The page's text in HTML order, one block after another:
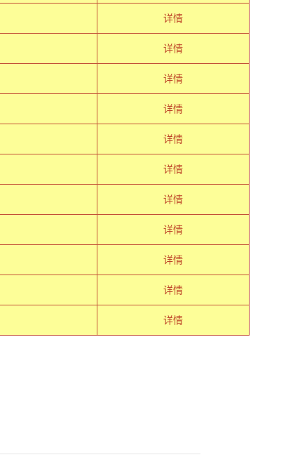
详情
详情
详情
详情
详情
详情
详情
详情
详情
详情
详情